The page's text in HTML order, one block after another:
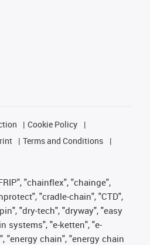
Cookie Policy
Terms and Conditions
"chainflex", "chainge",
"cradle-chain", "CTD",
"dry-tech", "dryway", "easy
systems", "e-ketten", "e-
"energy chain", "energy chain